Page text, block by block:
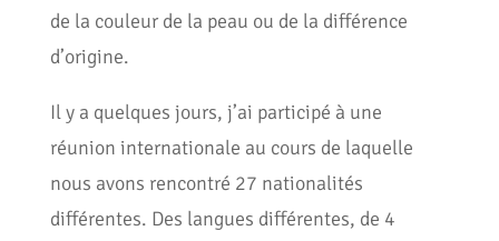
de la couleur de la peau ou de la différence
d’origine.
Il y a quelques jours, j’ai participé à une
réunion internationale au cours de laquelle
nous avons rencontré 27 nationalités
différentes. Des langues différentes, de 4